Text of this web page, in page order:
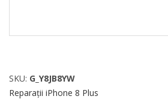
SKU: G_Y8JB8YW
Reparații iPhone 8 Plus